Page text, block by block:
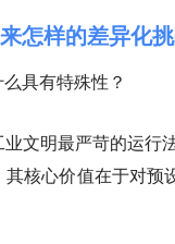
怎样的差异化
具有特殊性？
文明最严苛的运
核心价值在于对